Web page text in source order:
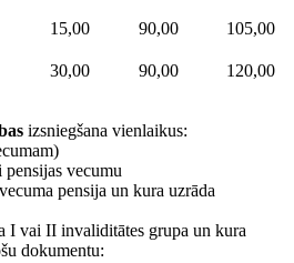
15,00 90,00 105,00
30,00 90,00 120,00
izsniegšana vienlaikus:
pensijas vecumu
pensija un kura uzrāda
I vai II invaliditātes grupa un kura
dokumentu: